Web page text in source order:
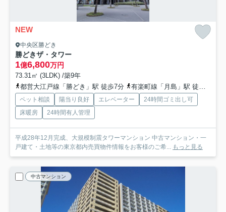
NEW
中央区勝どき
勝どきザ・タワー
1億6,800万円
73.31㎡ (3LDK) /築9年
都営大江戸線「勝どき」駅 徒歩7分
有楽町線「月島」駅 徒歩15分
ペット相談 陽当り良好 エレベーター
24時間ゴミ出し可
床暖房
24時間有人管理
平成28年12月完成、大規模制震タワーマンション 中古マンション・一
戸建て・土地等の東京都内売買物件情報をお客様のご希... もっと見る
中古マンション